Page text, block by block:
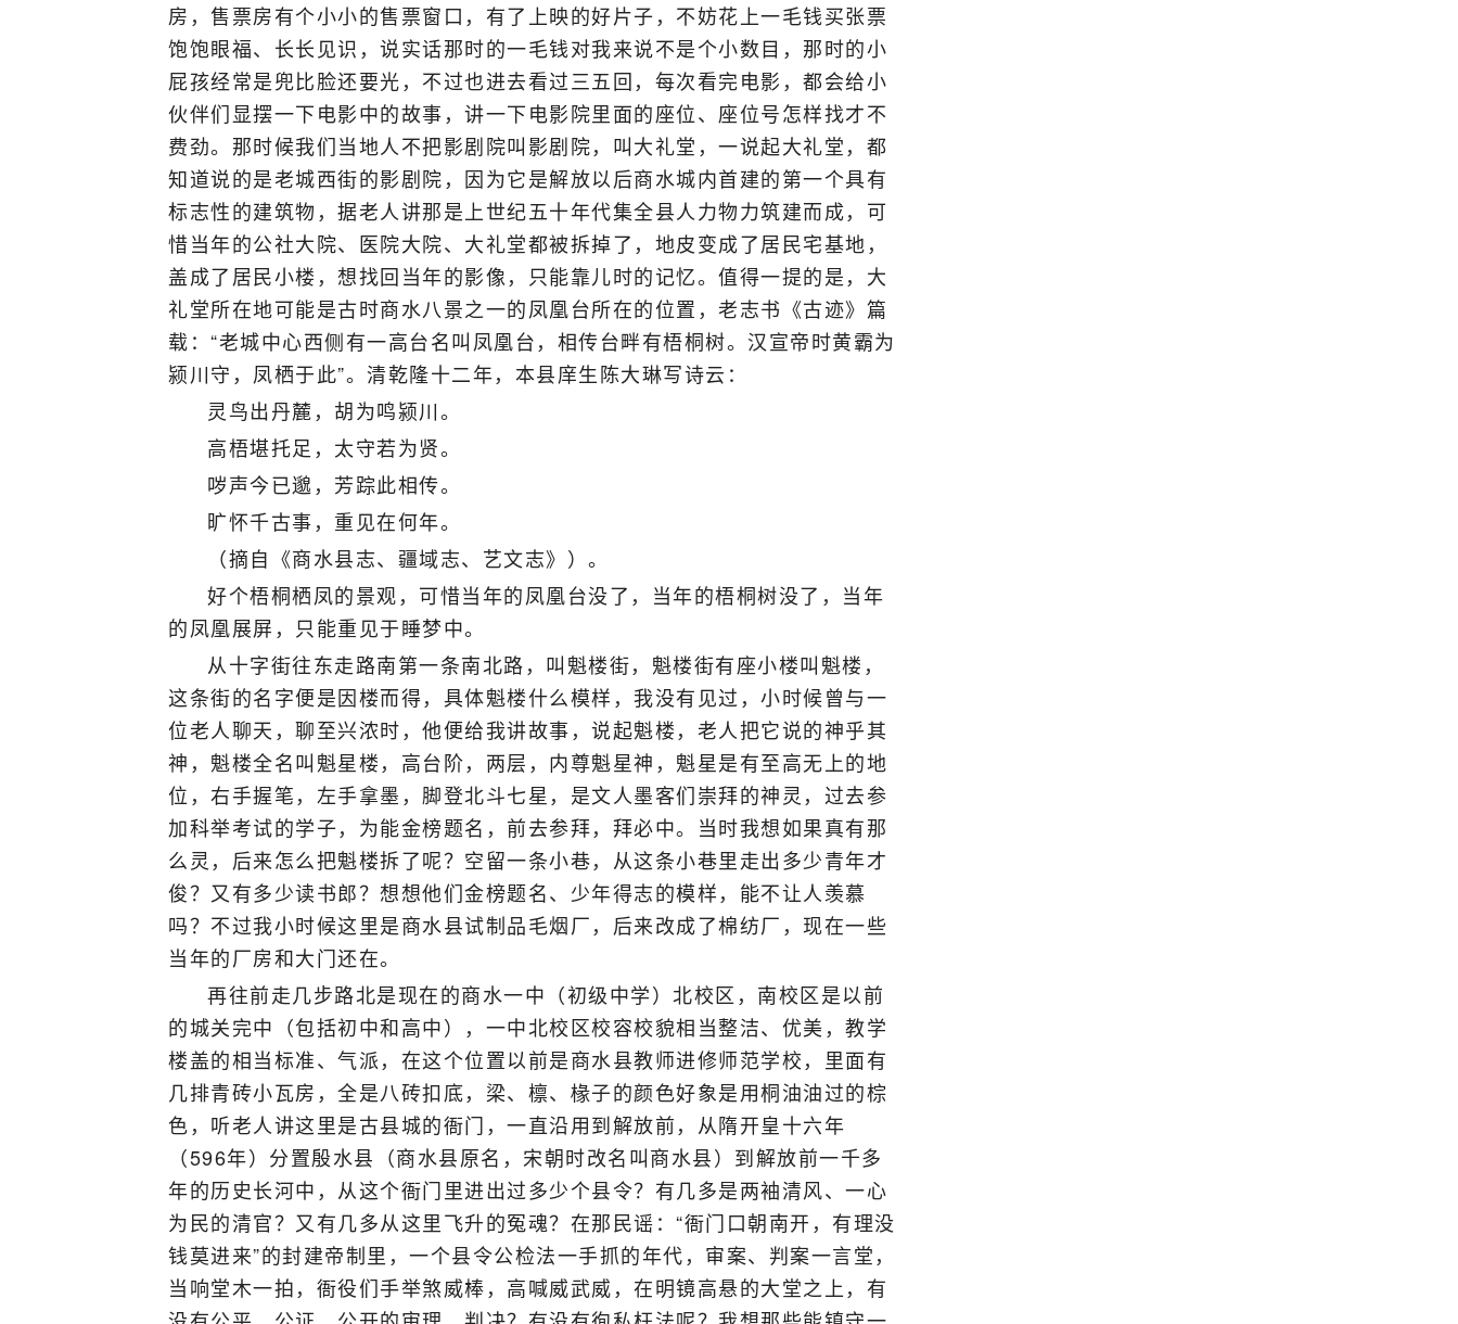
房，售票房有个小小的售票窗口，有了上映的好片子，不妨花上一毛钱买张票
饱饱眼福、长长见识，说实话那时的一毛钱对我来说不是个小数目，那时的小
屁孩经常是兜比脸还要光，不过也进去看过三五回，每次看完电影，都会给小
伙伴们显摆一下电影中的故事，讲一下电影院里面的座位、座位号怎样找才不
费劲。那时候我们当地人不把影剧院叫影剧院，叫大礼堂，一说起大礼堂，都
知道说的是老城西街的影剧院，因为它是解放以后商水城内首建的第一个具有
标志性的建筑物，据老人讲那是上世纪五十年代集全县人力物力筑建而成，可
惜当年的公社大院、医院大院、大礼堂都被拆掉了，地皮变成了居民宅基地，
盖成了居民小楼，想找回当年的影像，只能靠儿时的记忆。值得一提的是，大
礼堂所在地可能是古时商水八景之一的凤凰台所在的位置，老志书《古迹》篇
载：“老城中心西侧有一高台名叫凤凰台，相传台畔有梧桐树。汉宣帝时黄霸为
颍川守，凤栖于此”。清乾隆十二年，本县庠生陈大琳写诗云：
灵鸟出丹麓，胡为鸣颍川。
高梧堪托足，太守若为贤。
哕声今已邈，芳踪此相传。
旷怀千古事，重见在何年。
（摘自《商水县志、疆域志、艺文志》）。
好个梧桐栖凤的景观，可惜当年的凤凰台没了，当年的梧桐树没了，当年
的凤凰展屏，只能重见于睡梦中。
从十字街往东走路南第一条南北路，叫魁楼街，魁楼街有座小楼叫魁楼，
这条街的名字便是因楼而得，具体魁楼什么模样，我没有见过，小时候曾与一
位老人聊天，聊至兴浓时，他便给我讲故事，说起魁楼，老人把它说的神乎其
神，魁楼全名叫魁星楼，高台阶，两层，内尊魁星神，魁星是有至高无上的地
位，右手握笔，左手拿墨，脚登北斗七星，是文人墨客们崇拜的神灵，过去参
加科举考试的学子，为能金榜题名，前去参拜，拜必中。当时我想如果真有那
么灵，后来怎么把魁楼拆了呢？空留一条小巷，从这条小巷里走出多少青年才
俊？又有多少读书郎？想想他们金榜题名、少年得志的模样，能不让人羡慕
吗？不过我小时候这里是商水县试制品毛烟厂，后来改成了棉纺厂，现在一些
当年的厂房和大门还在。
再往前走几步路北是现在的商水一中（初级中学）北校区，南校区是以前
的城关完中（包括初中和高中），一中北校区校容校貌相当整洁、优美，教学
楼盖的相当标准、气派，在这个位置以前是商水县教师进修师范学校，里面有
几排青砖小瓦房，全是八砖扣底，梁、檩、椽子的颜色好象是用桐油油过的棕
色，听老人讲这里是古县城的衙门，一直沿用到解放前，从隋开皇十六年
（596年）分置殷水县（商水县原名，宋朝时改名叫商水县）到解放前一千多
年的历史长河中，从这个衙门里进出过多少个县令？有几多是两袖清风、一心
为民的清官？又有几多从这里飞升的冤魂？在那民谣：“衙门口朝南开，有理没
钱莫进来”的封建帝制里，一个县令公检法一手抓的年代，审案、判案一言堂，
当响堂木一拍，衙役们手举煞威棒，高喊威武威，在明镜高悬的大堂之上，有